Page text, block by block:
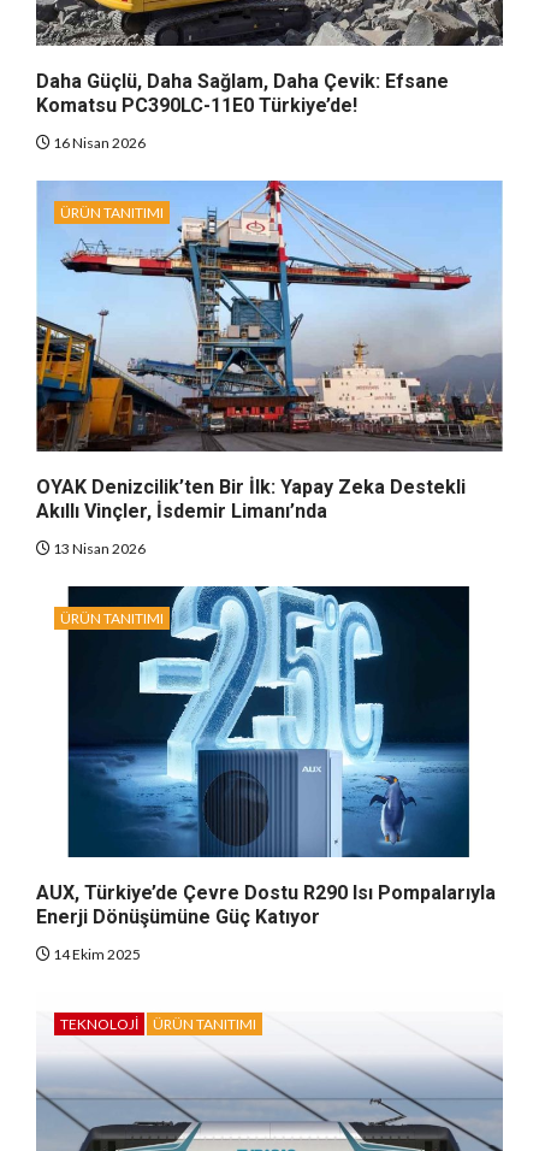
Daha Güçlü, Daha Sağlam, Daha Çevik: Efsane
Komatsu PC390LC-11E0 Türkiye’de!
16 Nisan 2026
ÜRÜN TANITIMI
OYAK Denizcilik’ten Bir İlk: Yapay Zeka Destekli
Akıllı Vinçler, İsdemir Limanı’nda
13 Nisan 2026
ÜRÜN TANITIMI
AUX, Türkiye’de Çevre Dostu R290 Isı Pompalarıyla
Enerji Dönüşümüne Güç Katıyor
14 Ekim 2025
TEKNOLOJI ÜRÜN TANITIMI